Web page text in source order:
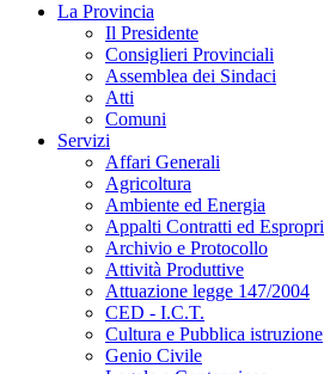
La Provincia
Il Presidente
Consiglieri Provinciali
Assemblea dei Sindaci
Atti
Comuni
Servizi
Affari Generali
Agricoltura
Ambiente ed Energia
Appalti Contratti ed Espropri
Archivio e Protocollo
Attività Produttive
Attuazione legge 147/2004
CED - I.C.T.
Cultura e Pubblica istruzione
Genio Civile